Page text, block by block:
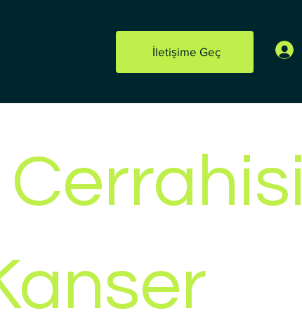
İletişime Geç
Cerrahisi